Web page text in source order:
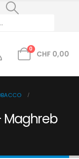
0
CHF 0,00
Maghreb